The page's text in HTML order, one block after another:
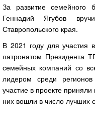
За развитие семейного
Геннадий Ягубов
Ставропольского края.
В 2021 году для участия
патронатом Президента
семейных компаний со
лидером среди
участие в проекте
них вошли в число лучших